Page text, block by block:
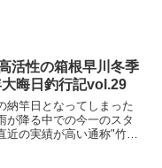
活性の箱根早川冬季
晦日釣行記vol.29
納竿日となってしまった
が降る中での今一のスタ
近の実績が高い通称"竹林